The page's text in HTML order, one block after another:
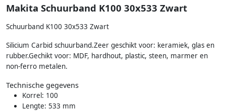
Makita Schuurband K100 30x533 Zwart
Schuurband K100 30x533 Zwart
Silicium Carbid schuurband.Zeer geschikt voor: keramiek, glas en
rubber.Gechikt voor: MDF, hardhout, plastic, steen, marmer en
non-ferro metalen.
Technische gegevens
Korrel: 100
Lengte: 533 mm